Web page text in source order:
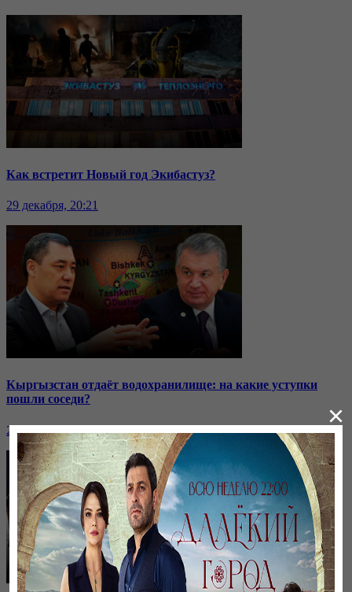
Как встретит Новый год Экибастуз?
29 декабря, 20:21
Кыргызстан отдаёт водохранилище: на какие уступки
пошли соседи?
24 ноября, 20:44 ×